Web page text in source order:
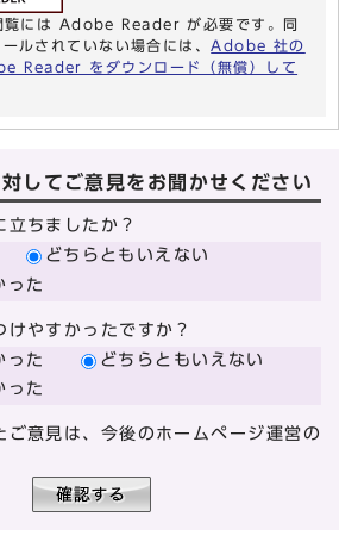
覧には Adobe Reader が必要です。同
ルされていない場合には、 Adobe 社の
Reader をダウンロード（無償）して
してご意見をお聞かせください
立ちましたか？
どちらともいえない
った
けやすかったですか？
った
どちらともいえない
った
ご意見は、今後のホームページ運営の